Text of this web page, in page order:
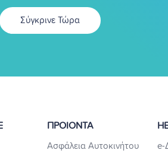
Σύγκρινε Τώρα
ΠΡΟΙΟΝΤΑ
Ασφάλεια Αυτοκινήτου
e-